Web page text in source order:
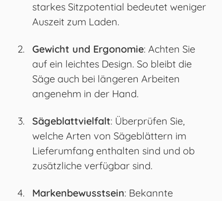
starkes Sitzpotential bedeutet weniger
Auszeit zum Laden.
Gewicht und Ergonomie: Achten Sie
auf ein leichtes Design. So bleibt die
Säge auch bei längeren Arbeiten
angenehm in der Hand.
Sägeblattvielfalt: Überprüfen Sie,
welche Arten von Sägeblättern im
Lieferumfang enthalten sind und ob
zusätzliche verfügbar sind.
Markenbewusstsein: Bekannte